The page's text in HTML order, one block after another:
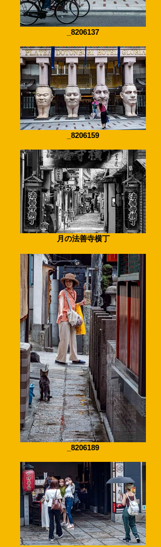
_8206137
_8206159
月の法善寺横丁
_8206189